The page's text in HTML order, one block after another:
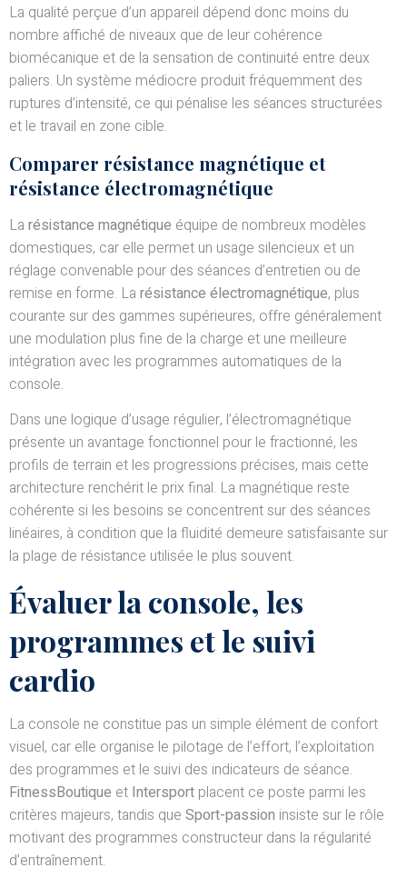
La qualité perçue d’un appareil dépend donc moins du
nombre affiché de niveaux que de leur cohérence
biomécanique et de la sensation de continuité entre deux
paliers. Un système médiocre produit fréquemment des
ruptures d’intensité, ce qui pénalise les séances structurées
et le travail en zone cible.
Comparer résistance magnétique et
résistance électromagnétique
La résistance magnétique équipe de nombreux modèles
domestiques, car elle permet un usage silencieux et un
réglage convenable pour des séances d’entretien ou de
remise en forme. La résistance électromagnétique, plus
courante sur des gammes supérieures, offre généralement
une modulation plus fine de la charge et une meilleure
intégration avec les programmes automatiques de la
console.
Dans une logique d’usage régulier, l’électromagnétique
présente un avantage fonctionnel pour le fractionné, les
profils de terrain et les progressions précises, mais cette
architecture renchérit le prix final. La magnétique reste
cohérente si les besoins se concentrent sur des séances
linéaires, à condition que la fluidité demeure satisfaisante sur
la plage de résistance utilisée le plus souvent.
Évaluer la console, les
programmes et le suivi
cardio
La console ne constitue pas un simple élément de confort
visuel, car elle organise le pilotage de l’effort, l’exploitation
des programmes et le suivi des indicateurs de séance.
FitnessBoutique et Intersport placent ce poste parmi les
critères majeurs, tandis que Sport-passion insiste sur le rôle
motivant des programmes constructeur dans la régularité
d’entraînement.